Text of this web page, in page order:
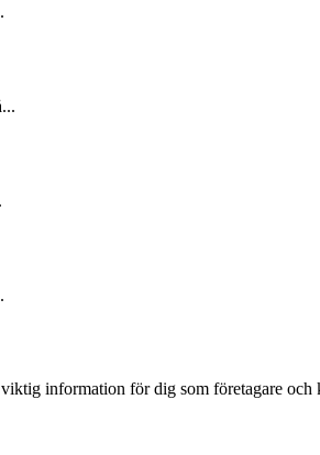
information för dig som företagare